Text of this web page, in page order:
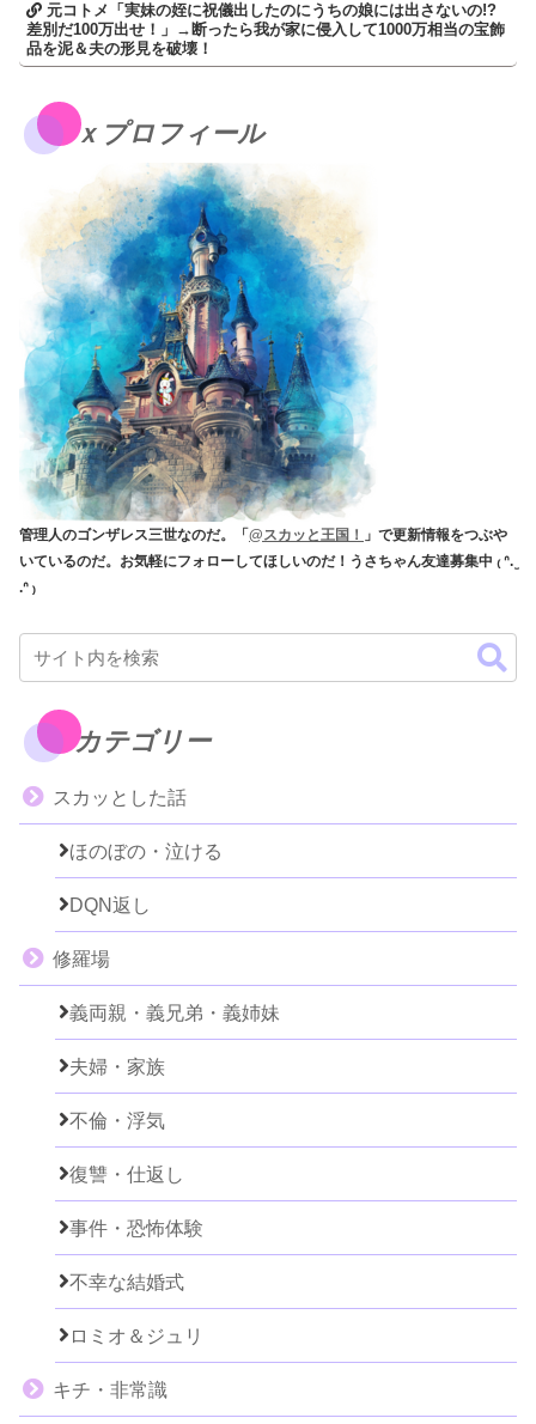
元コトメ「実妹の姪に祝儀出したのにうちの娘には出さないの!?
差別だ100万出せ！」→断ったら我が家に侵入して1000万相当の宝飾
品を泥＆夫の形見を破壊！
ｘプロフィール
管理人のゴンザレス三世なのだ。「@スカッと王国！
」で更新情報をつぶや
いているのだ。お気軽にフォローしてほしいのだ！うさちゃん友達募集中 ₍ ᐢ. ̫
.ᐢ ₎
カテゴリー
スカッとした話
ほのぼの・泣ける
DQN返し
修羅場
義両親・義兄弟・義姉妹
夫婦・家族
不倫・浮気
復讐・仕返し
事件・恐怖体験
不幸な結婚式
ロミオ＆ジュリ
キチ・非常識